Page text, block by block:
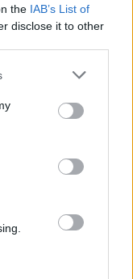
the IAB’s List of
disclose it to other
επιτυχίες των
7 ετών
για
του πολιτικού
- Τα πακέτα